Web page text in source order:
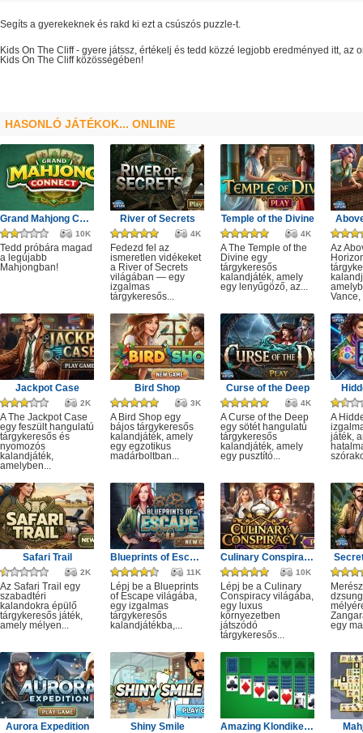
Segíts a gyerekeknek és rakd ki ezt a csúszós puzzle-t.
Kids On The Cliff - gyere játssz, értékelj és tedd közzé legjobb eredményed itt, az
Kids On The Cliff közösségében!
HASONLÓ JÁTÉKOK... ONLINE
Grand Mahjong Connect
10K
Tedd próbára magad
a legújabb
Mahjongban!
River of Secrets
4K
Fedezd fel az
ismeretlen vidékeket
a River of Secrets
világában — egy
izgalmas
tárgykeresős...
Temple of the Divine
4K
A The Temple of the
Divine egy
tárgykeresős
kalandjáték, amely
egy lenyűgöző, az...
Az
Vance,
Jackpot Case
2K
A The Jackpot Case
egy feszült hangulatú
tárgykeresős és
nyomozós
kalandjáték,
amelyben...
Bird Shop
3K
A Bird Shop egy
bájos tárgykeresős
kalandjáték, amely
egy egzotikus
madárboltban...
Curse of the Deep
4K
A Curse of the Deep
egy sötét hangulatú
tárgykeresős
kalandjáték, amely
egy pusztító...
A
játék,
Safari Trail
2K
Az Safari Trail egy
szabadtéri
kalandokra épülő
tárgykeresős játék,
amely mélyen...
Blueprints of Escape
11K
Lépj be a Blueprints
of Escape világába,
egy izgalmas
tárgykeresős
kalandjátékba,...
Culinary Conspiracy
10K
Lépj be a Culinary
Conspiracy világába,
egy luxus
környezetben
játszódó
tárgykeresős...
egy
Aurora Expedition Shiny Smile Amazing Klondike Solitaire